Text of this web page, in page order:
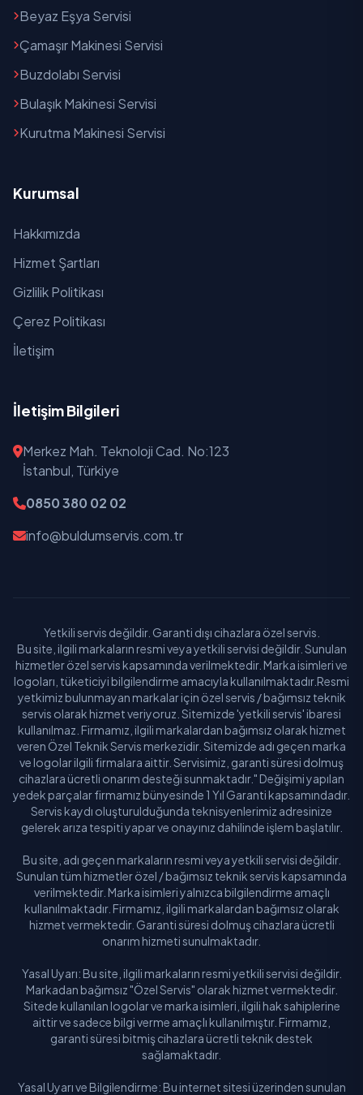
Beyaz Eşya Servisi
Çamaşır Makinesi Servisi
Buzdolabı Servisi
Bulaşık Makinesi Servisi
Kurutma Makinesi Servisi
Kurumsal
Hakkımızda
Hizmet Şartları
Gizlilik Politikası
Çerez Politikası
İletişim
İletişim Bilgileri
Merkez Mah. Teknoloji Cad. No:123
İstanbul, Türkiye
0850 380 02 02
info@buldumservis.com.tr
Yetkili servis değildir. Garanti dışı cihazlara özel servis.
Bu site, ilgili markaların resmi veya yetkili servisi değildir. Sunulan
hizmetler özel servis kapsamında verilmektedir. Marka isimleri ve
logoları, tüketiciyi bilgilendirme amacıyla kullanılmaktadır.Resmi
yetkimiz bulunmayan markalar için özel servis / bağımsız teknik
servis olarak hizmet veriyoruz. Sitemizde 'yetkili servis' ibaresi
kullanılmaz. Firmamız, ilgili markalardan bağımsız olarak hizmet
veren Özel Teknik Servis merkezidir. Sitemizde adı geçen marka
ve logolar ilgili firmalara aittir. Servisimiz, garanti süresi dolmuş
cihazlara ücretli onarım desteği sunmaktadır." Değişimi yapılan
yedek parçalar firmamız bünyesinde 1 Yıl Garanti kapsamındadır.
Servis kaydı oluşturulduğunda teknisyenlerimiz adresinize
gelerek arıza tespiti yapar ve onayınız dahilinde işlem başlatılır.
Bu site, adı geçen markaların resmi veya yetkili servisi değildir.
Sunulan tüm hizmetler özel / bağımsız teknik servis kapsamında
verilmektedir. Marka isimleri yalnızca bilgilendirme amaçlı
kullanılmaktadır. Firmamız, ilgili markalardan bağımsız olarak
hizmet vermektedir. Garanti süresi dolmuş cihazlara ücretli
onarım hizmeti sunulmaktadır.
Yasal Uyarı: Bu site, ilgili markaların resmi yetkili servisi değildir.
Markadan bağımsız "Özel Servis" olarak hizmet vermektedir.
Sitede kullanılan logolar ve marka isimleri, ilgili hak sahiplerine
aittir ve sadece bilgi verme amaçlı kullanılmıştır. Firmamız,
garanti süresi bitmiş cihazlara ücretli teknik destek
sağlamaktadır.
Yasal Uyarı ve Bilgilendirme: Bu internet sitesi üzerinden sunulan